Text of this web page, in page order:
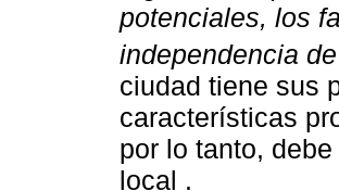
potenciales, los
independencia
ciudad tiene sus
características
por lo tanto,
local .